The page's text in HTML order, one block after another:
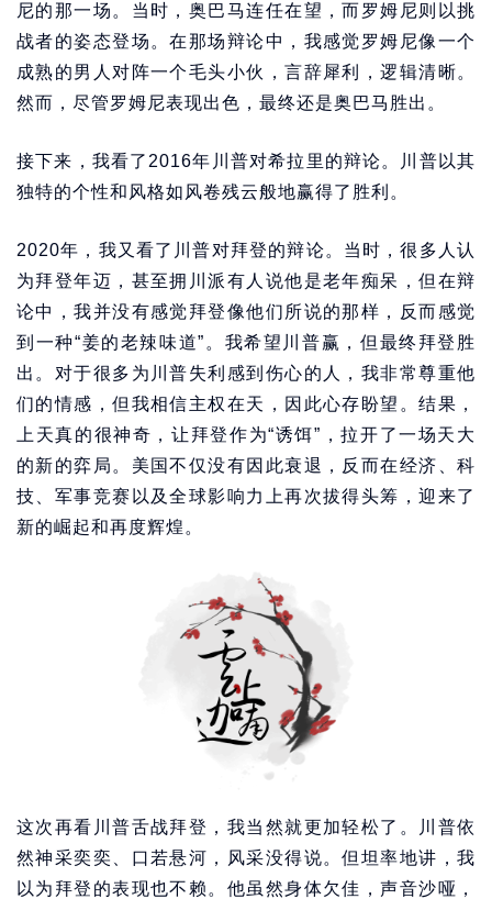
尼的那一场。当时，奥巴马连任在望，而罗姆尼则以挑
战者的姿态登场。在那场辩论中，我感觉罗姆尼像一个
成熟的男人对阵一个毛头小伙，言辞犀利，逻辑清晰。
然而，尽管罗姆尼表现出色，最终还是奥巴马胜出。
接下来，我看了2016年川普对希拉里的辩论。川普以其
独特的个性和风格如风卷残云般地赢得了胜利。
2020年，我又看了川普对拜登的辩论。当时，很多人认
为拜登年迈，甚至拥川派有人说他是老年痴呆，但在辩
论中，我并没有感觉拜登像他们所说的那样，反而感觉
到一种“姜的老辣味道”。我希望川普赢，但最终拜登胜
出。对于很多为川普失利感到伤心的人，我非常尊重他
们的情感，但我相信主权在天，因此心存盼望。结果，
上天真的很神奇，让拜登作为“诱饵”，拉开了一场天大
的新的弈局。美国不仅没有因此衰退，反而在经济、科
技、军事竞赛以及全球影响力上再次拔得头筹，迎来了
新的崛起和再度辉煌。
这次再看川普舌战拜登，我当然就更加轻松了。川普依
然神采奕奕、口若悬河，风采没得说。但坦率地讲，我
以为拜登的表现也不赖。他虽然身体欠佳，声音沙哑，